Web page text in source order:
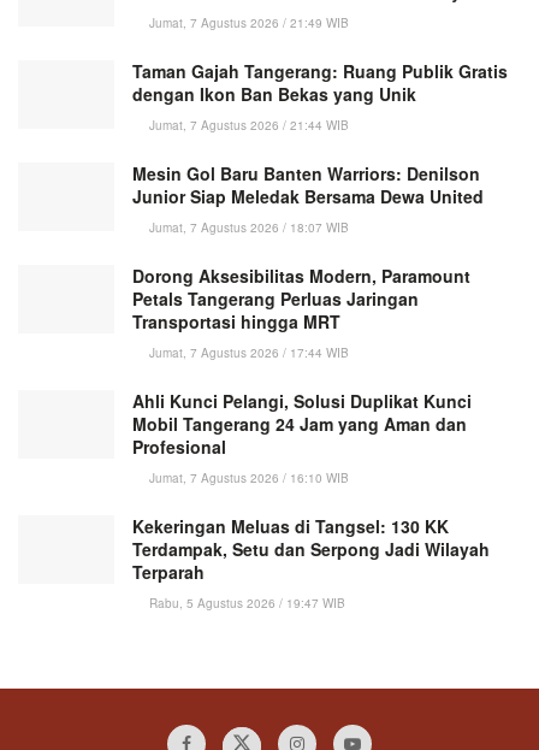
Jumat, 7 Agustus 2026 / 21:49 WIB
Taman Gajah Tangerang: Ruang Publik Gratis
dengan Ikon Ban Bekas yang Unik
Jumat, 7 Agustus 2026 / 21:44 WIB
Mesin Gol Baru Banten Warriors: Denilson
Junior Siap Meledak Bersama Dewa United
Jumat, 7 Agustus 2026 / 18:07 WIB
Dorong Aksesibilitas Modern, Paramount
Petals Tangerang Perluas Jaringan
Transportasi hingga MRT
Jumat, 7 Agustus 2026 / 17:44 WIB
Ahli Kunci Pelangi, Solusi Duplikat Kunci
Mobil Tangerang 24 Jam yang Aman dan
Profesional
Jumat, 7 Agustus 2026 / 16:10 WIB
Kekeringan Meluas di Tangsel: 130 KK
Terdampak, Setu dan Serpong Jadi Wilayah
Terparah
Rabu, 5 Agustus 2026 / 19:47 WIB